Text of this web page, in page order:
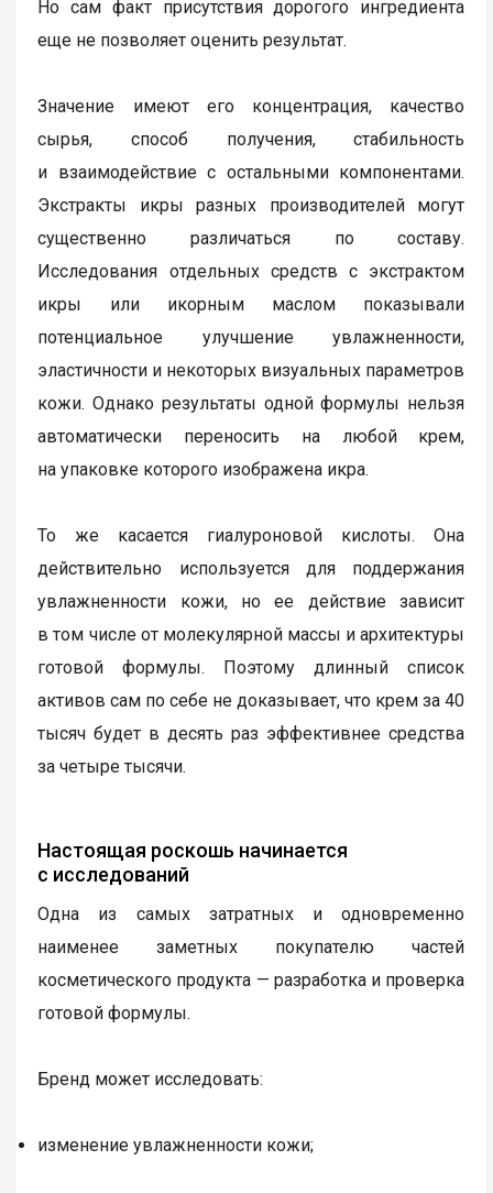
Но сам факт присутствия дорогого ингредиента
еще не позволяет оценить результат.
Значение имеют его концентрация, качество
сырья, способ получения, стабильность
и взаимодействие с остальными компонентами.
Экстракты икры разных производителей могут
существенно различаться по составу.
Исследования отдельных средств с экстрактом
икры или икорным маслом показывали
потенциальное улучшение увлажненности,
эластичности и некоторых визуальных параметров
кожи. Однако результаты одной формулы нельзя
автоматически переносить на любой крем,
на упаковке которого изображена икра.
То же касается гиалуроновой кислоты. Она
действительно используется для поддержания
увлажненности кожи, но ее действие зависит
в том числе от молекулярной массы и архитектуры
готовой формулы. Поэтому длинный список
активов сам по себе не доказывает, что крем за 40
тысяч будет в десять раз эффективнее средства
за четыре тысячи.
Настоящая роскошь начинается
с исследований
Одна из самых затратных и одновременно
наименее заметных покупателю частей
косметического продукта — разработка и проверка
готовой формулы.
Бренд может исследовать:
изменение увлажненности кожи;